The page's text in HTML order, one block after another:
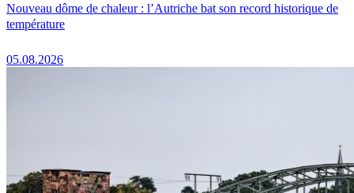
Nouveau dôme de chaleur : l’Autriche bat son record historique de
température
05.08.2026